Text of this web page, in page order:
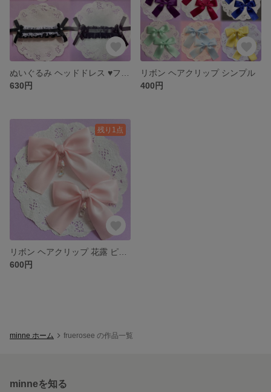
630円
リボン ヘアクリップ シンプル
400円
残り1点
600円
minne ホーム fruerosee の作品一覧
minneを知る